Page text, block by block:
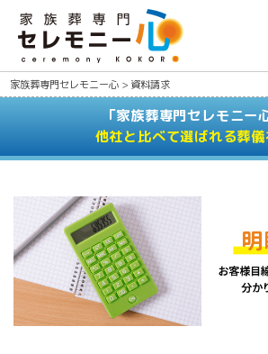
家族葬専門セレモニー心 > 資料請求
「家族葬専門セレモニー
他社と比べて選ばれる葬